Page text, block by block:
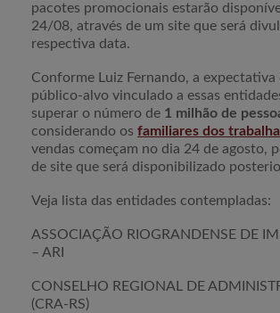
pacotes promocionais estarão
24/08, através de um site que será
respectiva data.
Conforme Luiz Fernando, a expectativa
público-alvo vinculado a essas
superar o número de 1 milhão de
considerando os familiares dos
vendas começam no dia 24 de agosto,
de site que será disponibilizado
Veja lista das entidades contempladas:
ASSOCIAÇÃO RIOGRANDENSE DE
– ARI
CONSELHO REGIONAL DE
(CRA-RS)